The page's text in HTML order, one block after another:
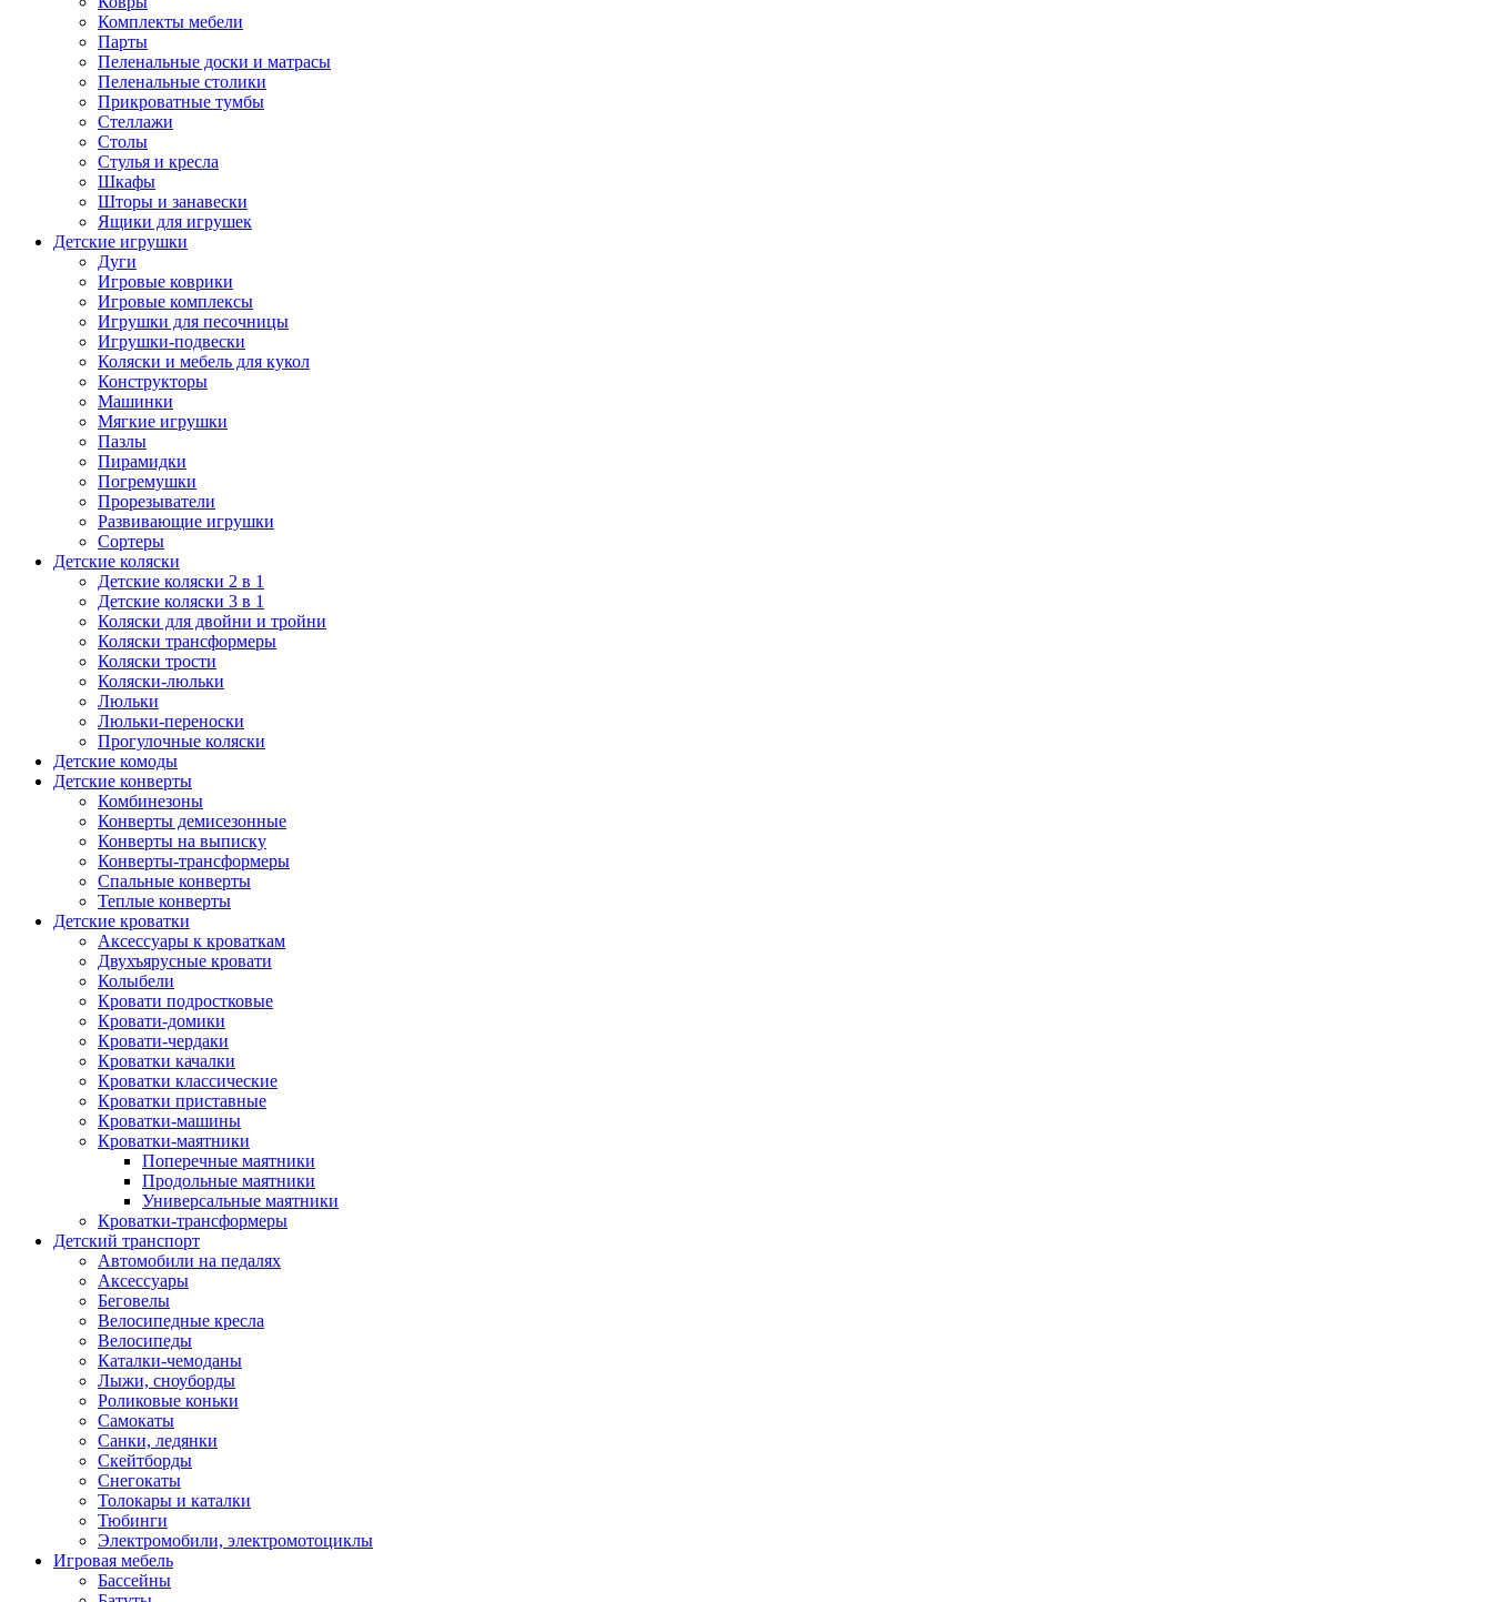
Комплекты мебели
Парты
Пеленальные доски и матрасы
Пеленальные столики
Прикроватные тумбы
Стеллажи
Столы
Стулья и кресла
Шкафы
Шторы и занавески
Ящики для игрушек
Детские игрушки
Дуги
Игровые коврики
Игровые комплексы
Игрушки для песочницы
Игрушки-подвески
Коляски и мебель для кукол
Конструкторы
Машинки
Мягкие игрушки
Пазлы
Пирамидки
Погремушки
Прорезыватели
Развивающие игрушки
Сортеры
Детские коляски
Детские коляски 2 в 1
Детские коляски 3 в 1
Коляски для двойни и тройни
Коляски трансформеры
Коляски трости
Коляски-люльки
Люльки
Люльки-переноски
Прогулочные коляски
Детские комоды
Детские конверты
Комбинезоны
Конверты демисезонные
Конверты на выписку
Конверты-трансформеры
Спальные конверты
Теплые конверты
Детские кроватки
Аксессуары к кроваткам
Двухъярусные кровати
Колыбели
Кровати подростковые
Кровати-домики
Кровати-чердаки
Кроватки качалки
Кроватки классические
Кроватки приставные
Кроватки-машины
Кроватки-маятники
Поперечные маятники
Продольные маятники
Универсальные маятники
Кроватки-трансформеры
Детский транспорт
Автомобили на педалях
Аксессуары
Беговелы
Велосипедные кресла
Велосипеды
Каталки-чемоданы
Лыжи, сноуборды
Роликовые коньки
Самокаты
Санки, ледянки
Скейтборды
Снегокаты
Толокары и каталки
Тюбинги
Электромобили, электромотоциклы
Игровая мебель
Бассейны